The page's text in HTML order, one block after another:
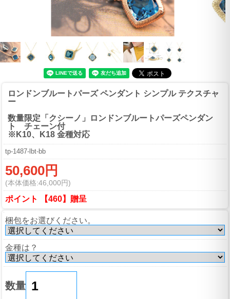
ロンドンブルートパーズ ペンダント シンプル テクスチャ
ー
数量限定「クシーノ」ロンドンブルートパーズペンダン
ト チェーン付
※K10、K18 金種対応
tp-1487-lbt-bb
50,600円
(本体価格:46,000円)
ポイント 【460】贈呈
梱包をお選びください。
金種は？
数量